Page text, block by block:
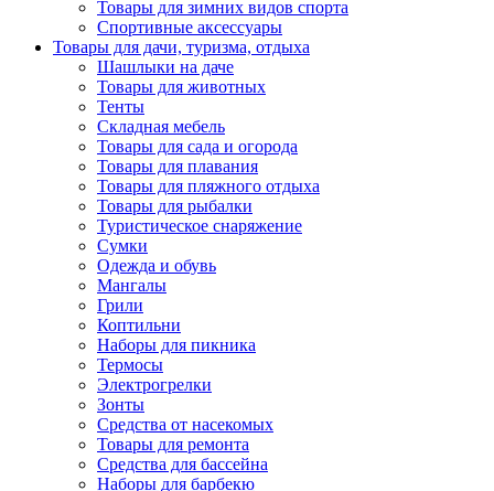
Товары для зимних видов спорта
Спортивные аксессуары
Товары для дачи, туризма, отдыха
Шашлыки на даче
Товары для животных
Тенты
Складная мебель
Товары для сада и огорода
Товары для плавания
Товары для пляжного отдыха
Товары для рыбалки
Туристическое снаряжение
Сумки
Одежда и обувь
Мангалы
Грили
Коптильни
Наборы для пикника
Термосы
Электрогрелки
Зонты
Средства от насекомых
Товары для ремонта
Средства для бассейна
Наборы для барбекю